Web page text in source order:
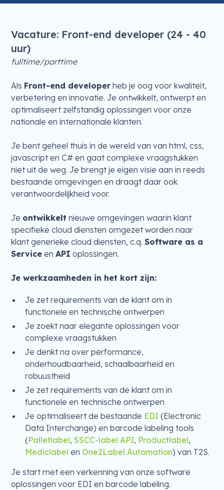
Vacature: Front-end developer (24 - 40
uur)
fulltime/parttime
Als Front-end developer heb je oog voor kwaliteit,
verbetering en innovatie. Je ontwikkelt, ontwerpt en
optimaliseert zelfstandig oplossingen voor onze
nationale en internationale klanten.
Je bent geheel thuis in de wereld van van html, css,
javascript en C# en gaat complexe vraagstukken
niet uit de weg. Je brengt je eigen visie aan in reeds
bestaande omgevingen en draagt daar ook
verantwoordelijkheid voor.
Je ontwikkelt nieuwe omgevingen waarin klant
specifieke cloud diensten omgezet worden naar
klant generieke cloud diensten, c.q.Software as a
Service enAPI oplossingen.
Je werkzaamheden in het kort zijn:
Je zet requirements van de klant om in
functionele en technische ontwerpen
Je zoekt naar elegante oplossingen voor
complexe vraagstukken
Je denkt na over performance,
onderhoudbaarheid, schaalbaarheid en
robuustheid
Je zet requirements van de klant om in
functionele en technische ontwerpen
Je optimaliseert de bestaande EDI (Electronic
Data Interchange) en barcode labeling tools
(Palletlabel,SSCC-label API, Productlabel,
Mediclabel en One2Label Automation) van T2S.
Je start met een verkenning van onze software
oplossingen voor EDI en barcode labeling.